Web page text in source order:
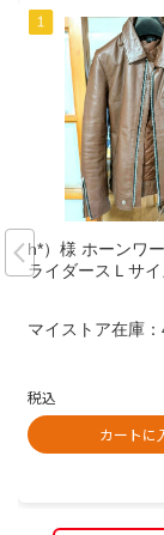
h*）様 ホーンワ
ライダースＬサ
マイストア在庫：
税込
カートに